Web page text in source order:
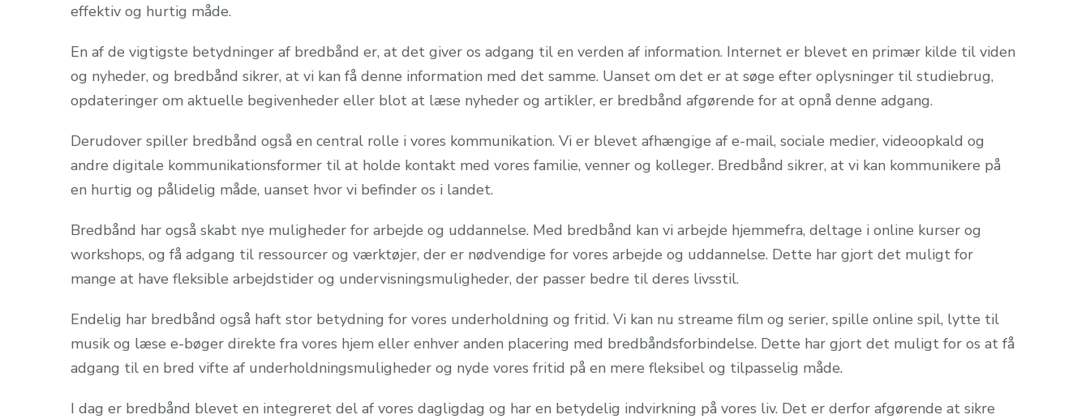
effektiv og hurtig måde.
En af de vigtigste betydninger af bredbånd er, at det giver os adgang til en verden af information. Internet er blevet en primær kilde til viden
og nyheder, og bredbånd sikrer, at vi kan få denne information med det samme. Uanset om det er at søge efter oplysninger til studiebrug,
opdateringer om aktuelle begivenheder eller blot at læse nyheder og artikler, er bredbånd afgørende for at opnå denne adgang.
Derudover spiller bredbånd også en central rolle i vores kommunikation. Vi er blevet afhængige af e-mail, sociale medier, videoopkald og
andre digitale kommunikationsformer til at holde kontakt med vores familie, venner og kolleger. Bredbånd sikrer, at vi kan kommunikere på
en hurtig og pålidelig måde, uanset hvor vi befinder os i landet.
Bredbånd har også skabt nye muligheder for arbejde og uddannelse. Med bredbånd kan vi arbejde hjemmefra, deltage i online kurser og
workshops, og få adgang til ressourcer og værktøjer, der er nødvendige for vores arbejde og uddannelse. Dette har gjort det muligt for
mange at have fleksible arbejdstider og undervisningsmuligheder, der passer bedre til deres livsstil.
Endelig har bredbånd også haft stor betydning for vores underholdning og fritid. Vi kan nu streame film og serier, spille online spil, lytte til
musik og læse e-bøger direkte fra vores hjem eller enhver anden placering med bredbåndsforbindelse. Dette har gjort det muligt for os at få
adgang til en bred vifte af underholdningsmuligheder og nyde vores fritid på en mere fleksibel og tilpasselig måde.
I dag er bredbånd blevet en integreret del af vores dagligdag og har en betydelig indvirkning på vores liv. Det er derfor afgørende at sikre